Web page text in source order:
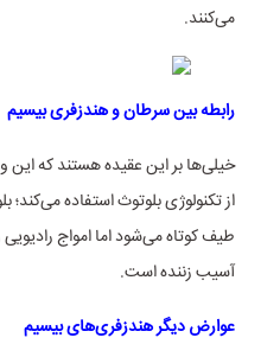
می‌کنند.
رابطه بین سرطان و هندزفری بیسیم
خیلی‌ها بر این عقیده هستند که
از تکنولوژی بلوتوث استفاده می‌کند؛
طیف کوتاه می‌شود اما امواج
آسیب زننده است.
عوارض دیگر هندزفری‌های بیسیم